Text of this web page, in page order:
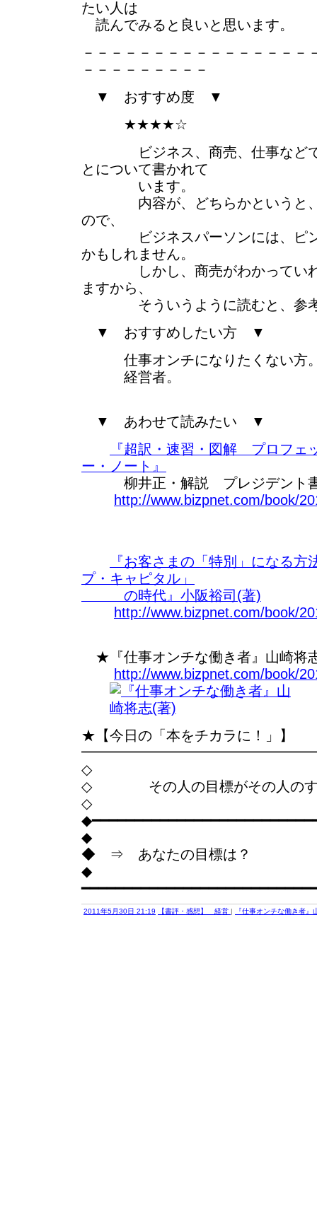
たい人は
読んでみると良いと思います。
－－－－－－－－－－－－－－－－
－－－－－－－－－
▼ おすすめ度 ▼
★★★★☆
ビジネス、商売、仕事などで
とについて書かれて
います。
内容が、どちらかというと、
ので、
ビジネスパーソンには、ピン
かもしれません。
しかし、商売がわかっていれ
ますから、
そういうように読むと、参考
▼ おすすめしたい方 ▼
仕事オンチになりたくない方
経営者。
▼ あわせて読みたい ▼
『超訳・速習・図解 プロフェ
ー・ノート』
柳井正・解説 プレジデント書
http://www.bizpnet.com/book/
『お客さまの「特別」になる
プ・キャピタル」
の時代』小阪裕司(著)
http://www.bizpnet.com/book/
★『仕事オンチな働き者』山崎将
http://www.bizpnet.com/book/
★【今日の「本をチカラに！」】
◇
◇ その人の目標がその人のす
◇
◆
◆ ⇒ あなたの目標は？
◆
2011年5月30日 21:19 【書評・感想】 経営 | 『仕事オンチな働き者』